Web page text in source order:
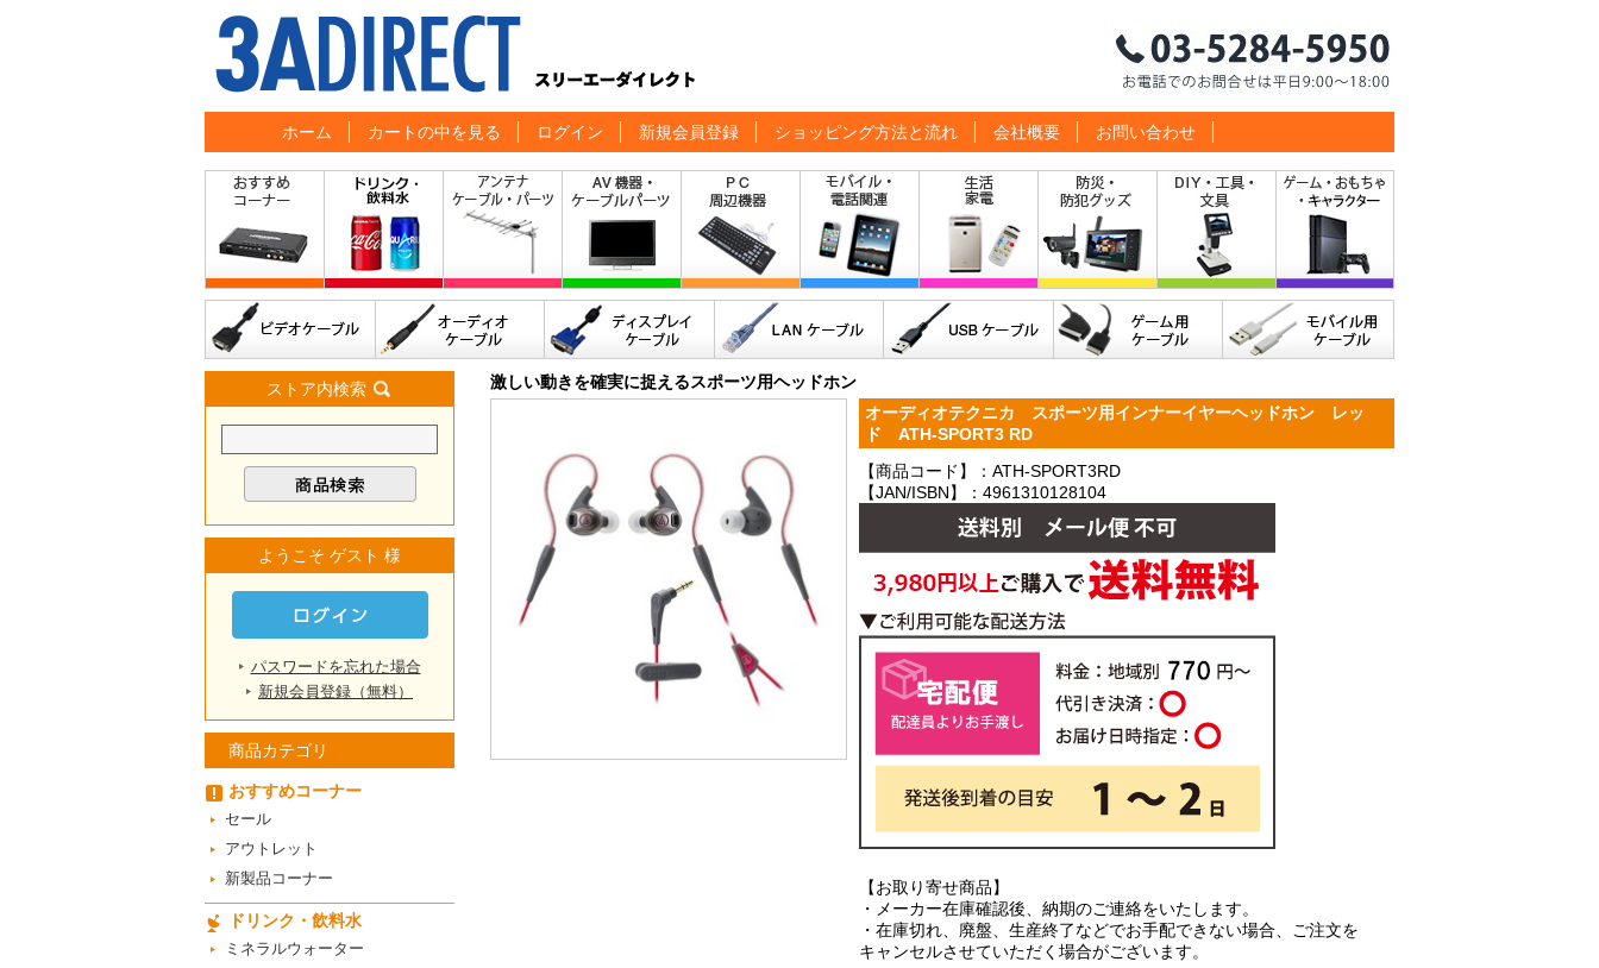
ホーム カートの中を見る ログイン 新規会員登録 ショッピング方法と流れ 会社概要 お問い合わせ
ストア内検索
ようこそ ゲスト 様
パスワードを忘れた場合
新規会員登録（無料）
商品カテゴリ
おすすめコーナー
セール
アウトレット
新製品コーナー
ドリンク・飲料水
ミネラルウォーター
激しい動きを確実に捉えるスポーツ用ヘッドホン
オーディオテクニカ スポーツ用インナーイヤーヘッドホン レッ
ド ATH-SPORT3 RD
【商品コード】：ATH-SPORT3RD
【JAN/ISBN】：4961310128104
【お取り寄せ商品】
・メーカー在庫確認後、納期のご連絡をいたします。
・在庫切れ、廃盤、生産終了などでお手配できない場合、ご注文を
キャンセルさせていただく場合がございます。